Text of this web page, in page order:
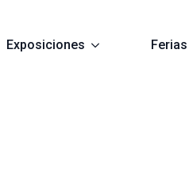
Exposiciones Ferias